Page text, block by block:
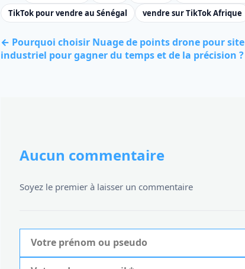
TikTok pour vendre au Sénégal
vendre sur TikTok Afrique
← Pourquoi choisir Nuage de points drone pour site
industriel pour gagner du temps et de la précision ?
Aucun commentaire
Soyez le premier à laisser un commentaire